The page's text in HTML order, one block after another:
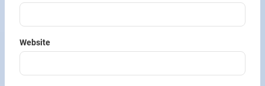
Website